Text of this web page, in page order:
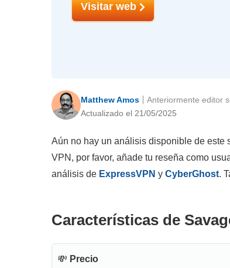
Visitar web
Matthew Amos
Actualizado el 21/05/2025
Anteriormente editor
Aún no hay un análisis disponible de este
VPN, por favor, añade tu reseña como
análisis de ExpressVPN y CyberGhost.
Características de
💸 Precio